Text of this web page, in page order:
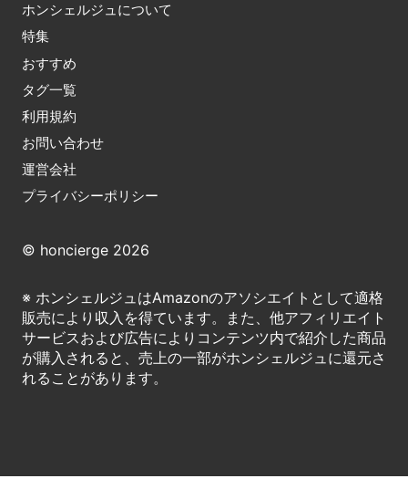
ホンシェルジュについて
特集
おすすめ
タグ一覧
利用規約
お問い合わせ
運営会社
プライバシーポリシー
© honcierge 2026
※ ホンシェルジュはAmazonのアソシエイトとして適格
販売により収入を得ています。また、他アフィリエイト
サービスおよび広告によりコンテンツ内で紹介した商品
が購入されると、売上の一部がホンシェルジュに還元さ
れることがあります。